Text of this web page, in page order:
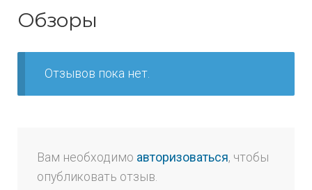
Обзоры
Отзывов пока нет.
Вам необходимо авторизоваться, чтобы
опубликовать отзыв.